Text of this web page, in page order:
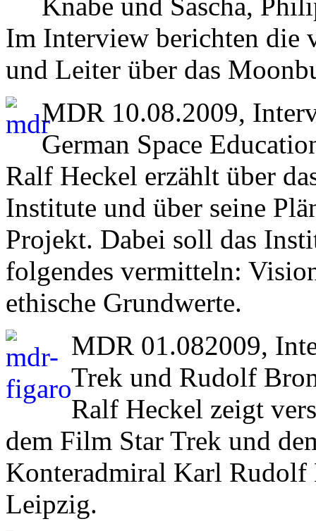
Knabe und Sascha,
Im Interview berichten die
und Leiter über das
MDR 10.08.2009,
German Space
Ralf Heckel erzählt über
Institute und über seine
Projekt. Dabei soll das
folgendes vermitteln:
ethische Grundwerte.
MDR 01.082009,
Trek und Rudolf
Ralf Heckel zeigt
dem Film Star Trek und
Konteradmiral Karl Rudolf
Leipzig.